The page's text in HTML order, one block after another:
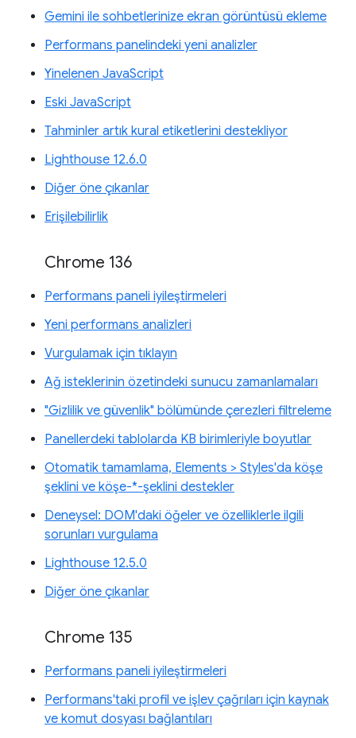
Gemini ile sohbetlerinize ekran görüntüsü ekleme
Performans panelindeki yeni analizler
Yinelenen JavaScript
Eski JavaScript
Tahminler artık kural etiketlerini destekliyor
Lighthouse 12.6.0
Diğer öne çıkanlar
Erişilebilirlik
Chrome 136
Performans paneli iyileştirmeleri
Yeni performans analizleri
Vurgulamak için tıklayın
Ağ isteklerinin özetindeki sunucu zamanlamaları
"Gizlilik ve güvenlik" bölümünde çerezleri filtreleme
Panellerdeki tablolarda KB birimleriyle boyutlar
Otomatik tamamlama, Elements > Styles'da köşe
şeklini ve köşe-*-şeklini destekler
Deneysel: DOM'daki öğeler ve özelliklerle ilgili
sorunları vurgulama
Lighthouse 12.5.0
Diğer öne çıkanlar
Chrome 135
Performans paneli iyileştirmeleri
Performans'taki profil ve işlev çağrıları için kaynak
ve komut dosyası bağlantıları